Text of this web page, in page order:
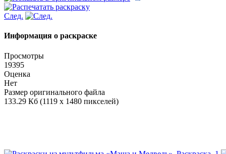
След.
Информация о раскраске
Просмотры
19395
Оценка
Нет
Размер оригинального файла
133.29 Кб (1119 x 1480 пикселей)